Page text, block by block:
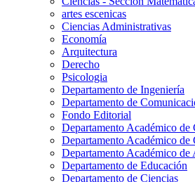
artes escenicas
Ciencias Administrativas
Economía
Arquitectura
Derecho
Psicologia
Departamento de Ingeniería
Departamento de
Fondo Editorial
Departamento Académico de
Departamento Académico de
Departamento Académico de
Departamento de Educación
Departamento de Ciencias